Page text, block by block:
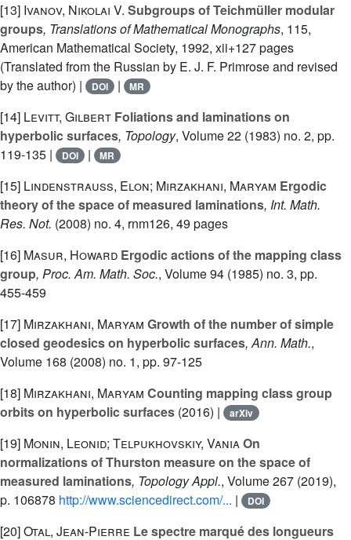
[13] Ivanov, Nikolai V. Subgroups of Teichmüller modular
groups, Translations of Mathematical Monographs, 115,
American Mathematical Society, 1992, xii+127 pages
(Translated from the Russian by E. J. F. Primrose and revised
by the author) |
DOI | MR
[14] Levitt, Gilbert Foliations and laminations on
hyperbolic surfaces, Topology, Volume 22 (1983) no. 2, pp.
119-135 |
DOI | MR
[15] Lindenstrauss, Elon; Mirzakhani, Maryam Ergodic
theory of the space of measured laminations, Int. Math.
Res. Not. (2008) no. 4, rnm126, 49 pages
[16] Masur, Howard Ergodic actions of the mapping class
group, Proc. Am. Math. Soc., Volume 94 (1985) no. 3, pp.
455-459
[17] Mirzakhani, Maryam Growth of the number of simple
closed geodesics on hyperbolic surfaces, Ann. Math.,
Volume 168 (2008) no. 1, pp. 97-125
[18] Mirzakhani, Maryam Counting mapping class group
orbits on hyperbolic surfaces (2016) | arXiv
[19] Monin, Leonid; Telpukhovskiy, VaniaOn
normalizations of Thurston measure on the space of
measured laminations, Topology Appl., Volume 267 (2019),
p. 106878 http://www.sciencedirect.com/... | DOI
[20]Otal, Jean-Pierre Le spectre marqué des longueurs